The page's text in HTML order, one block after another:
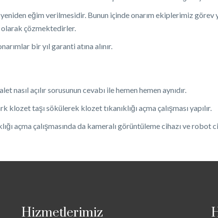
eğim verilmesidir. Bunun içinde onarım ekiplerimiz
olarak çözmektedirler.
bir yıl garanti atına alınır.
nasıl açılır sorusunun cevabı ile hemen hemen aynıdır.
klozet taşı sökülerek klozet tıkanıklığı açma çalışması yapılır.
açma çalışmasında da kameralı görüntüleme cihazı ve robot
Hizmetlerimiz